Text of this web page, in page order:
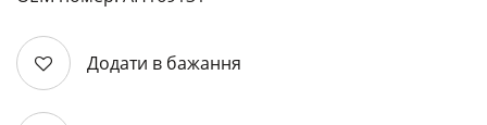
Додати в бажання